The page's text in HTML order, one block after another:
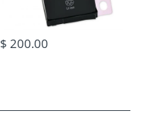
$ 200.00